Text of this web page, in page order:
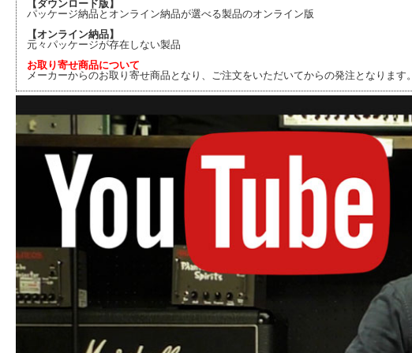
【ダウンロード版】
パッケージ納品とオンライン納品が選べる製品のオンライン版
【オンライン納品】
元々パッケージが存在しない製品
お取り寄せ商品について
メーカーからのお取り寄せ商品となり、ご注文をいただいてからの発注となります。